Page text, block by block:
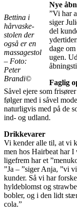
Bettina i
hårvaske-
stolen der
også er en
massagestol
– Foto:
Peter
Brandi©
Nye
”Vi har
siger
del
dage
ugen.
Faglig
Såvel ejere som
følger med i såvel
naturligvis med på de
ind- og udland.
Drikkevarer
Vi kender alle til, at vi
men hos Hairbeat har I
ligefrem har et
”Ja – ”siger Anja, ”vi
kunder. Så vi har
hyldeblomst og
bobler, og i den lidt
cola.”